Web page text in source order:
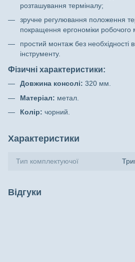
розташування терміналу;
зручне регулювання положення
покращення ергономіки робочого
простий монтаж без необхідності
інструменту.
Фізичні характеристики:
Довжина консолі: 320 мм.
Матеріал: метал.
Колір: чорний.
Характеристики
Тип комплектуючої
Відгуки